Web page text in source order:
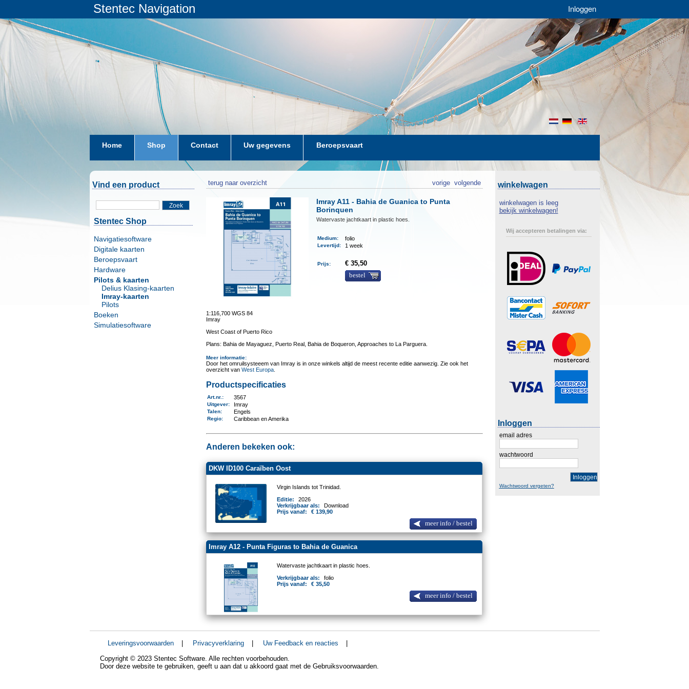
Stentec Navigation Inloggen
en
de
nl
Home Shop Contact Uw gegevens Beroepsvaart
Vind een product
Zoek
Stentec Shop
Navigatiesoftware
Digitale kaarten
Beroepsvaart
Hardware
Pilots & kaarten
Delius Klasing-kaarten
Imray-kaarten
Pilots
Boeken
Simulatiesoftware
terug naar overzicht volgende
vorige
Imray A11 - Bahia de Guanica to Punta
Borinquen
Watervaste jachtkaart in plastic hoes.
Medium: folio
Levertijd: 1 week
Prijs:
€ 35,50
bestel
1:116,700 WGS 84
Imray
West Coast of Puerto Rico
Plans: Bahia de Mayaguez, Puerto Real, Bahia de Boqueron, Approaches to La Parguera.
Meer informatie:
Door het omruilsysteeem van Imray is in onze winkels altijd de meest recente editie aanwezig. Zie ook het
overzicht vanWest Europa
Productspecificaties
Art.nr. : 3567
Uitgever: Imray
Talen: Engels
Regio: Caribbean en Amerika
Anderen bekeken ook:
DKW ID100 Caraïben Oost
Virgin Islands tot Trinidad.
Editie:
2026
Verkrijgbaar als:
Download
Prijs vanaf:
€ 139,90
meer info / bestel
Imray A12 - Punta Figuras to Bahia de Guanica
Watervaste jachtkaart in plastic hoes.
Verkrijgbaar als:
folio
Prijs vanaf:
€ 35,50
meer info / bestel
winkelwagen
winkelwagen is leeg
bekijk winkelwagen!
Wij accepteren betalingen via:
Inloggen
email adres
wachtwoord
Inloggen
Wachtwoord vergeten?
Leveringsvoorwaarden | Privacyverklaring | Uw Feedback en reacties
|
Copyright © 2023 Stentec Software. Alle rechten voorbehouden.
Door deze website te gebruiken, geeft u aan dat u akkoord gaat met de Gebruiksvoorwaarden.